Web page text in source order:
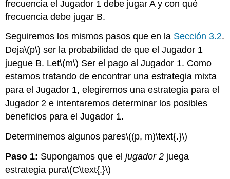
frecuencia el Jugador 1 debe jugar A y con qué
frecuencia debe jugar B.
Seguiremos los mismos pasos que en la Sección 3.2.
Deja\(p\) ser la probabilidad de que el Jugador 1
juegue B. Let\(m\) Ser el pago al Jugador 1. Como
estamos tratando de encontrar una estrategia mixta
para el Jugador 1, elegiremos una estrategia para el
Jugador 2 e intentaremos determinar los posibles
beneficios para el Jugador 1.
Determinemos algunos pares\((p, m)\text{.}\)
Paso 1: Supongamos que eljugador 2 juega
estrategia pura\(C\text{.}\)